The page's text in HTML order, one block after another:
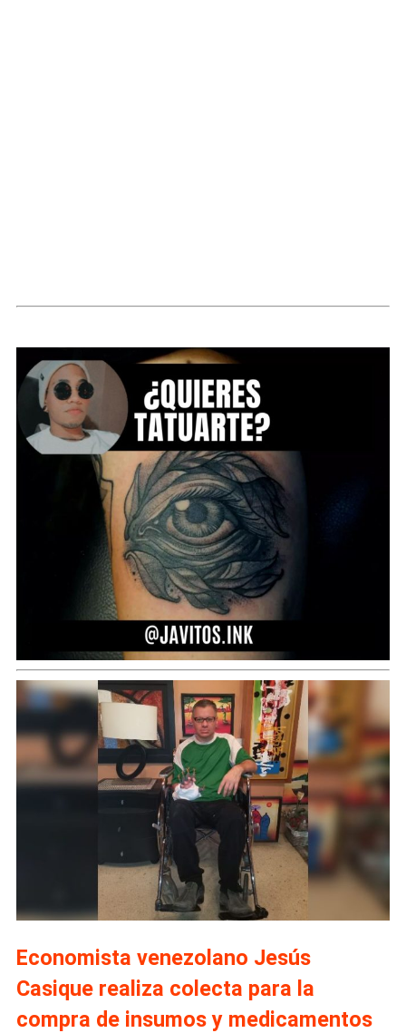
Economista venezolano Jesús
Casique realiza colecta para la
compra de insumos y medicamentos